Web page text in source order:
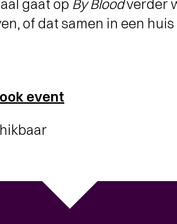
gaat op By Bloodverder
of dat samen in een huis
event